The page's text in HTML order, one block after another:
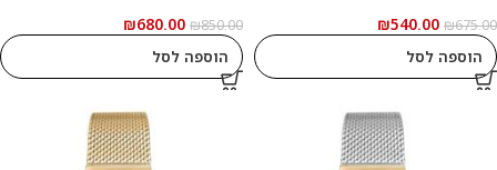
₪675.00
₪540.00
הוספה לסל
₪850.00
₪680.00
הוספה לסל